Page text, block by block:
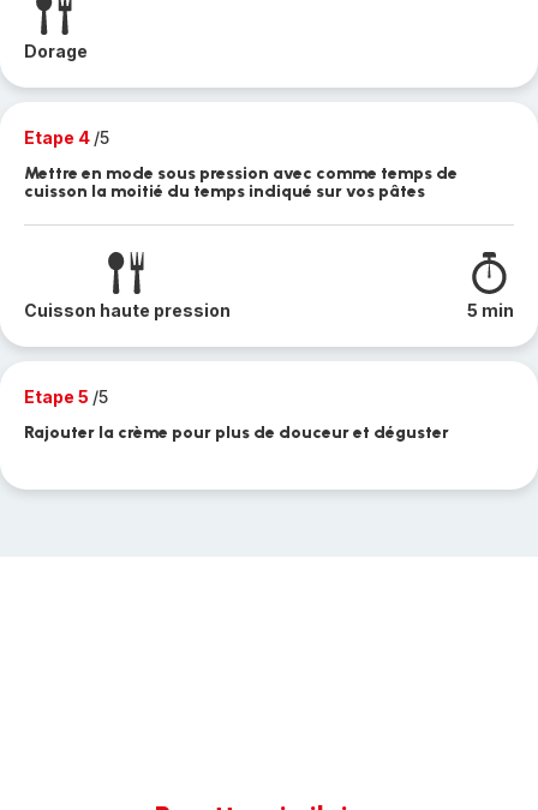
Dorage
Etape 4 /5
Mettre en mode sous pression avec comme temps de
cuisson la moitié du temps indiqué sur vos pâtes
Cuisson haute pression 5 min
Etape 5 /5
Rajouter la crème pour plus de douceur et déguster